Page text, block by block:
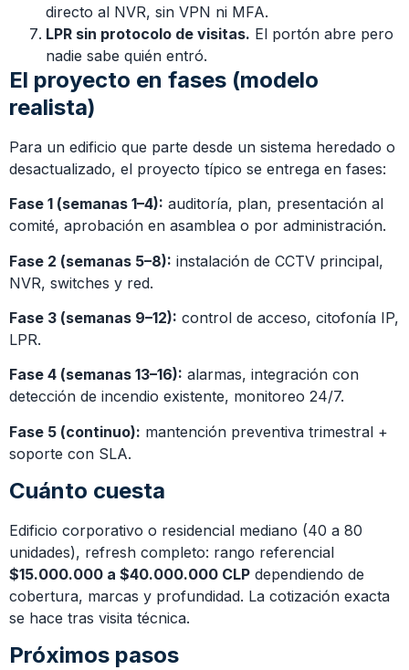
directo al NVR, sin VPN ni MFA.
LPR sin protocolo de visitas. El portón abre pero
nadie sabe quién entró.
El proyecto en fases (modelo
realista)
Para un edificio que parte desde un sistema heredado o
desactualizado, el proyecto típico se entrega en fases:
Fase 1 (semanas 1–4): auditoría, plan, presentación al
comité, aprobación en asamblea o por administración.
Fase 2 (semanas 5–8): instalación de CCTV principal,
NVR, switches y red.
Fase 3 (semanas 9–12): control de acceso, citofonía IP,
LPR.
Fase 4 (semanas 13–16): alarmas, integración con
detección de incendio existente, monitoreo 24/7.
Fase 5 (continuo): mantención preventiva trimestral +
soporte con SLA.
Cuánto cuesta
Edificio corporativo o residencial mediano (40 a 80
unidades), refresh completo: rango referencial
$15.000.000 a $40.000.000 CLP dependiendo de
cobertura, marcas y profundidad. La cotización exacta
se hace tras visita técnica.
Próximos pasos